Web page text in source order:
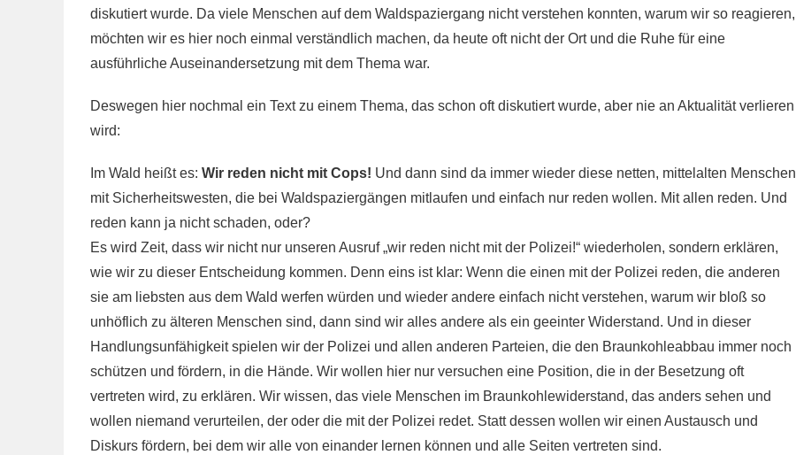
diskutiert wurde. Da viele Menschen auf dem Waldspaziergang nicht verstehen konnten, warum wir so reagieren,
möchten wir es hier noch einmal verständlich machen, da heute oft nicht der Ort und die Ruhe für eine
ausführliche Auseinandersetzung mit dem Thema war.
Deswegen hier nochmal ein Text zu einem Thema, das schon oft diskutiert wurde, aber nie an Aktualität verlieren
wird:
Im Wald heißt es: Wir reden nicht mit Cops! Und dann sind da immer wieder diese netten, mittelalten Menschen
mit Sicherheitswesten, die bei Waldspaziergängen mitlaufen und einfach nur reden wollen. Mit allen reden. Und
reden kann ja nicht schaden, oder?
Es wird Zeit, dass wir nicht nur unseren Ausruf „wir reden nicht mit der Polizei!“ wiederholen, sondern erklären,
wie wir zu dieser Entscheidung kommen. Denn eins ist klar: Wenn die einen mit der Polizei reden, die anderen
sie am liebsten aus dem Wald werfen würden und wieder andere einfach nicht verstehen, warum wir bloß so
unhöflich zu älteren Menschen sind, dann sind wir alles andere als ein geeinter Widerstand. Und in dieser
Handlungsunfähigkeit spielen wir der Polizei und allen anderen Parteien, die den Braunkohleabbau immer noch
schützen und fördern, in die Hände. Wir wollen hier nur versuchen eine Position, die in der Besetzung oft
vertreten wird, zu erklären. Wir wissen, das viele Menschen im Braunkohlewiderstand, das anders sehen und
wollen niemand verurteilen, der oder die mit der Polizei redet. Statt dessen wollen wir einen Austausch und
Diskurs fördern, bei dem wir alle von einander lernen können und alle Seiten vertreten sind.